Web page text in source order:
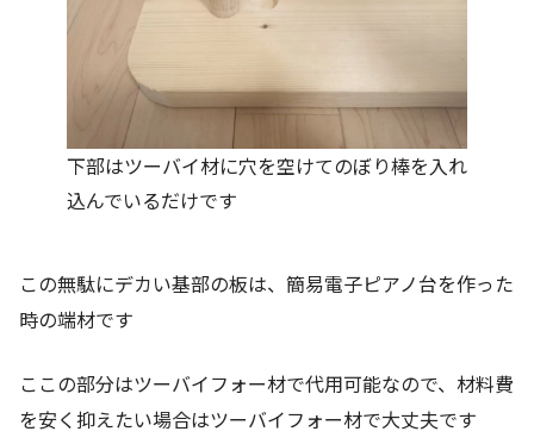
下部はツーバイ材に穴を空けてのぼり棒を入れ
込んでいるだけです
この無駄にデカい基部の板は、簡易電子ピアノ台を作った
時の端材です
ここの部分はツーバイフォー材で代用可能なので、材料費
を安く抑えたい場合はツーバイフォー材で大丈夫です